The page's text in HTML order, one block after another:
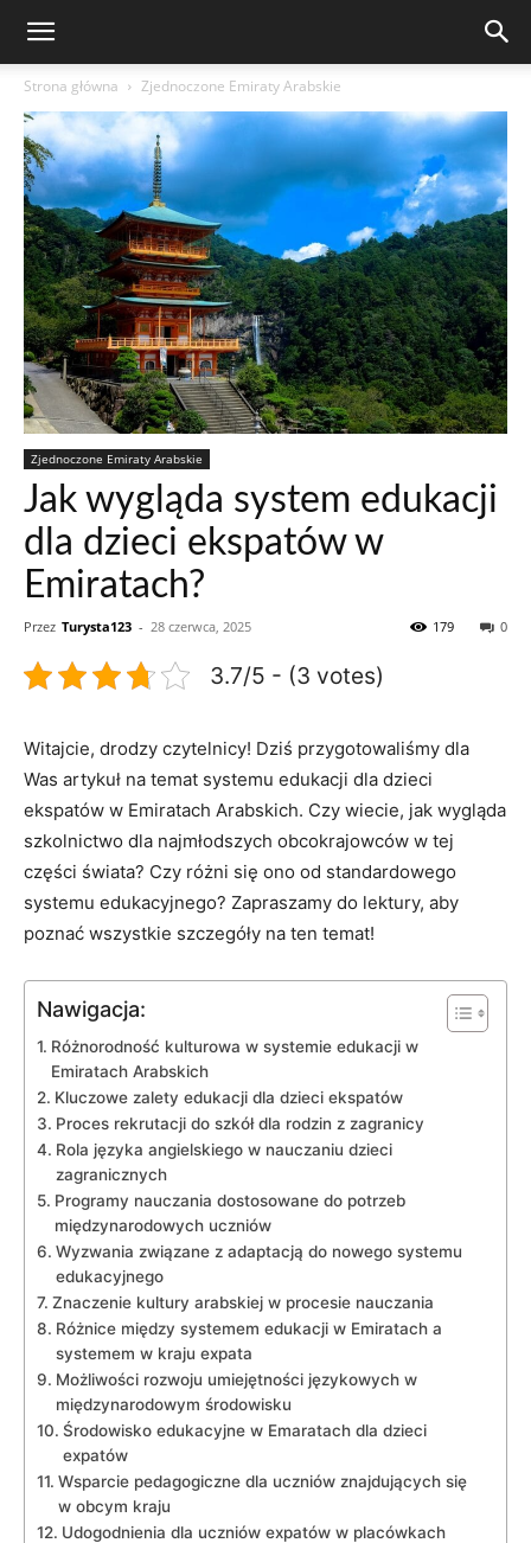
Strona główna Zjednoczone Emiraty Arabskie
Zjednoczone Emiraty Arabskie
Jak wygląda system edukacji
dla dzieci ekspatów w
Emiratach?
Przez Turysta123 - 28 czerwca, 2025 0
179
3.7/5 - (3 votes)
Witajcie, drodzy czytelnicy! Dziś ​przygotowaliśmy ⁣dla
Was artykuł na ‌temat⁣ systemu edukacji dla dzieci
ekspatów w Emiratach Arabskich. Czy wiecie, jak wygląda
szkolnictwo dla ​najmłodszych obcokrajowców w tej
części ⁢świata? ​Czy różni się ⁤ono od standardowego
systemu ‍edukacyjnego? Zapraszamy do ⁤lektury, aby
poznać wszystkie szczegóły na ten temat!
Nawigacja:
Różnorodność kulturowa w systemie edukacji w
Emiratach Arabskich
Kluczowe zalety ⁤edukacji dla dzieci ekspatów
Proces rekrutacji do szkół dla rodzin z zagranicy
Rola języka angielskiego⁣ w nauczaniu dzieci
zagranicznych
Programy nauczania dostosowane ‍do potrzeb
międzynarodowych uczniów
Wyzwania związane z adaptacją do nowego systemu⁤
edukacyjnego
Znaczenie kultury ‍arabskiej ⁣w procesie nauczania
Różnice między⁣ systemem edukacji w Emiratach a
systemem⁢ w kraju expata
Możliwości rozwoju umiejętności⁣ językowych‍ w
międzynarodowym środowisku
Środowisko edukacyjne⁣ w Emaratach dla dzieci
‍expatów
Wsparcie pedagogiczne dla uczniów znajdujących się ​
w obcym kraju
Udogodnienia dla uczniów expatów ‌w placówkach